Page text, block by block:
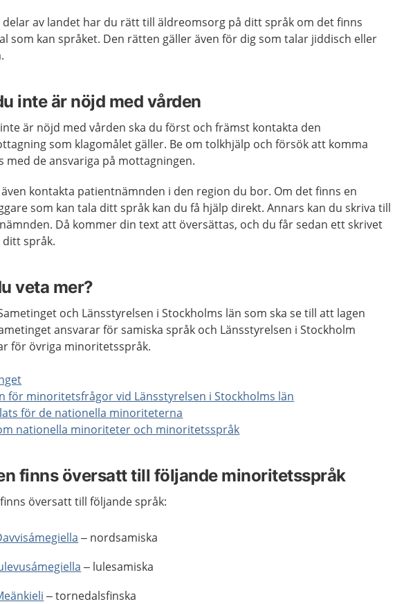
delar av landet har du rätt till äldreomsorg på ditt språk om det finns
som kan språket. Den rätten gäller även för dig som talar jiddisch eller
inte är nöjd med vården
är nöjd med vården ska du först och främst kontakta den
som klagomålet gäller. Be om tolkhjälp och försök att komma
med de ansvariga på mottagningen.
kontakta patientnämnden i den region du bor. Om det finns en
som kan tala ditt språk kan du få hjälp direkt. Annars kan du skriva till
Då kommer din text att översättas, och du får sedan ett skrivet
ditt språk.
veta mer?
och Länsstyrelsen i Stockholms län som ska se till att lagen
ansvarar för samiska språk och Länsstyrelsen i Stockholm
för övriga minoritetsspråk.
för minoritetsfrågor vid Länsstyrelsen i Stockholms län
för de nationella minoriteterna
nationella minoriteter och minoritetsspråk
finns översatt till följande minoritetsspråk
översatt till följande språk:
– nordsamiska
– lulesamiska
– tornedalsfinska